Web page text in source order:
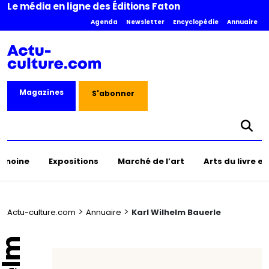
Le média en ligne des Éditions Faton
Agenda Newsletter Encyclopédie Annuaire
Magazines S'abonner
Expositions Marché de l’art Arts du livre
Actu-culture.com > Annuaire > Karl Wilhelm Bauerle